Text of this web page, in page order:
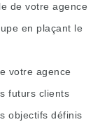
de votre agence
en plaçant le
votre agence
futurs clients
objectifs définis